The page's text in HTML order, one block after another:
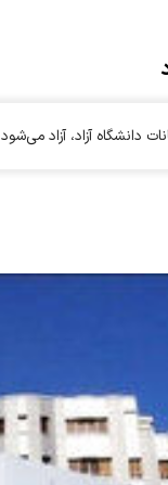
دانشگاه آزاد، آزاد می‌شود